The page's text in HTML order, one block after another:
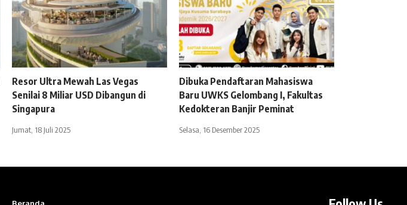
Resor Ultra Mewah Las Vegas
Senilai 8 Miliar USD Dibangun di
Singapura
Jumat, 18 Juli 2025
Dibuka Pendaftaran Mahasiswa
Baru UWKS Gelombang I, Fakultas
Kedokteran Banjir Peminat
Selasa, 16 Desember 2025